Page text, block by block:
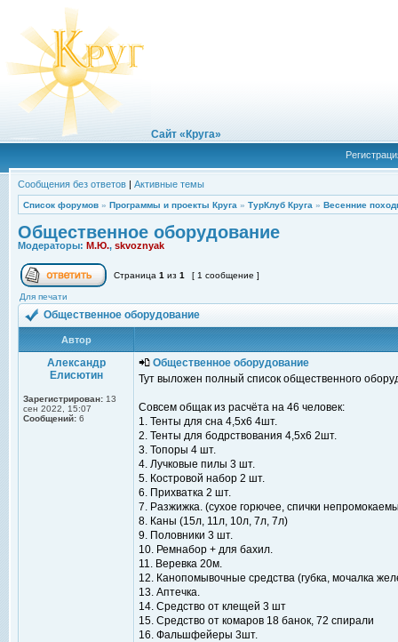
Сайт «Круга»
Сообщения без ответов | Активные темы
Список форумов » Программы и проекты Круга » ТурКлуб Круга » Весенние
Общественное оборудование
Модераторы: М.Ю., skvoznyak
Страница 1 из 1 [ 1 сообщение ]
Для печати
Общественное оборудование
Автор
Александр
Елисютин
Зарегистрирован: 13
сен 2022, 15:07
Сообщений: 6
Общественное оборудование
Тут выложен полный список общественного
Совсем общак из расчёта на 46 человек:
1. Тенты для сна 4,5x6 4шт.
2. Тенты для бодрствования 4,5х6 2шт.
3. Топоры 4 шт.
4. Лучковые пилы 3 шт.
5. Костровой набор 2 шт.
6. Прихватка 2 шт.
7. Разжижка. (сухое горючее, спички
8. Каны (15л, 11л, 10л, 7л, 7л)
9. Половники 3 шт.
10. Ремнабор + для бахил.
11. Веревка 20м.
12. Канопомывочные средства (губка, мочалка
13. Аптечка.
14. Средство от клещей 3 шт
15. Средство от комаров 18 банок, 72 спирали
16. Фальшфейеры 3шт.